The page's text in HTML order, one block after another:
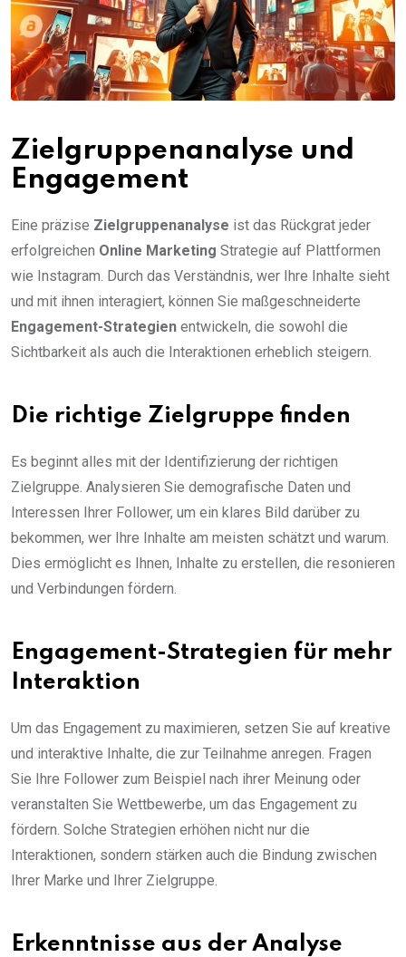
Zielgruppenanalyse und
Engagement
Eine präzise Zielgruppenanalyse ist das Rückgrat jeder
erfolgreichen Online Marketing Strategie auf Plattformen
wie Instagram. Durch das Verständnis, wer Ihre Inhalte sieht
und mit ihnen interagiert, können Sie maßgeschneiderte
Engagement-Strategien entwickeln, die sowohl die
Sichtbarkeit als auch die Interaktionen erheblich steigern.
Die richtige Zielgruppe finden
Es beginnt alles mit der Identifizierung der richtigen
Zielgruppe. Analysieren Sie demografische Daten und
Interessen Ihrer Follower, um ein klares Bild darüber zu
bekommen, wer Ihre Inhalte am meisten schätzt und warum.
Dies ermöglicht es Ihnen, Inhalte zu erstellen, die resonieren
und Verbindungen fördern.
Engagement-Strategien für mehr
Interaktion
Um das Engagement zu maximieren, setzen Sie auf kreative
und interaktive Inhalte, die zur Teilnahme anregen. Fragen
Sie Ihre Follower zum Beispiel nach ihrer Meinung oder
veranstalten Sie Wettbewerbe, um das Engagement zu
fördern. Solche Strategien erhöhen nicht nur die
Interaktionen, sondern stärken auch die Bindung zwischen
Ihrer Marke und Ihrer Zielgruppe.
Erkenntnisse aus der Analyse